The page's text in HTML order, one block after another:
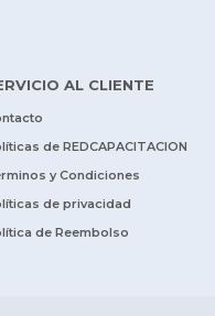
AL CLIENTE
de REDCAPACITACION
y Condiciones
de privacidad
de Reembolso